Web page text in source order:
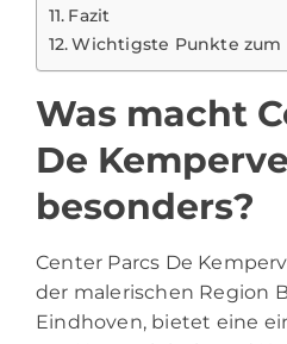
Fazit
Wichtigste Punkte
Was macht
De
besonders?
Center Parcs De
der malerischen Region
Eindhoven, bietet eine